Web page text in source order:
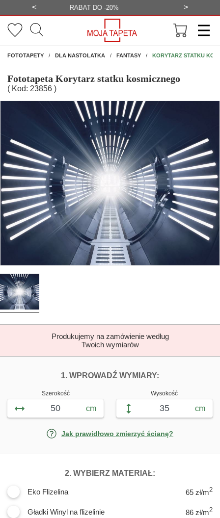
< BEZPŁATNA WIZUALIZACJA >
FOTOTAPETYNA ŚCIANĘ
DLA NASTOLATKA FANTASY KORYTARZ STATKU
Fototapeta Korytarz statku kosmicznego
( Kod: 23856 )
Produkujemy na zamówienie według
Twoich wymiarów
1. WPROWADŹ WYMIARY:
Szerokość
cm
Wysokość
cm
Jak prawidłowo zmierzyć ścianę?
2. WYBIERZ MATERIAŁ:
Eko Flizelina 65 zł/m2
Gładki Winyl na flizelinie 86 zł/m2